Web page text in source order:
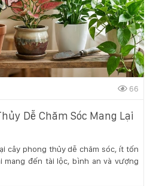
66
Dễ Chăm Sóc Mang Lại
cây phong thủy dễ chăm sóc, ít tốn
đến tài lộc, bình an và vượng